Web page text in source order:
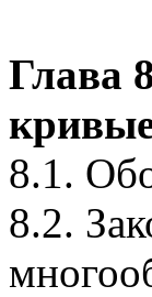
Глава
8.1.
8.2.